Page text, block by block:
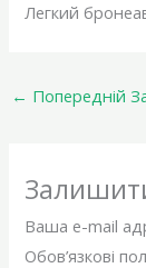
Легкий
← Попередній
Ваша e-mail
Обов’язкові